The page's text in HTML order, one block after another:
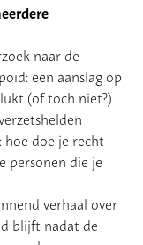
naar de
een aanslag op
(of toch niet?)
hoe doe je recht
personen die je
verhaal over
blijft nadat de